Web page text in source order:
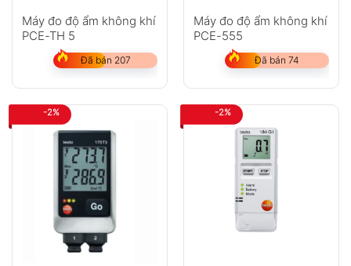
Máy đo độ ẩm không khí
PCE-TH 5
Đã bán 207
Máy đo độ ẩm không khí
PCE-555
Đã bán 74
-2% -2%